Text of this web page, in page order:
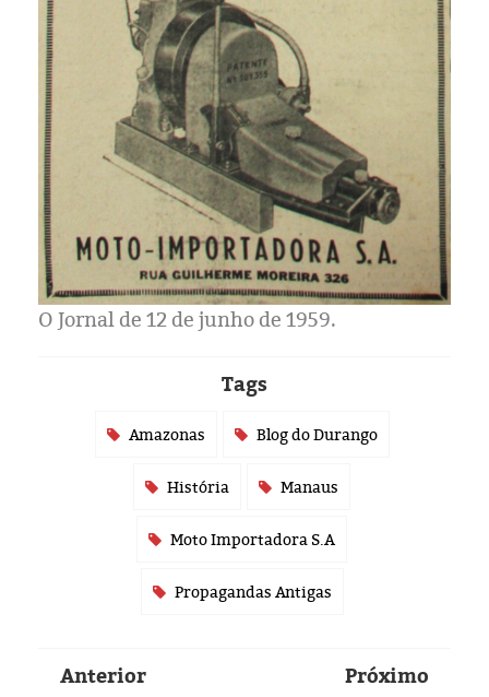
O Jornal de 12 de junho de 1959.
Tags
Amazonas Blog do Durango
História Manaus
Moto Importadora S.A
Propagandas Antigas
Anterior Próximo